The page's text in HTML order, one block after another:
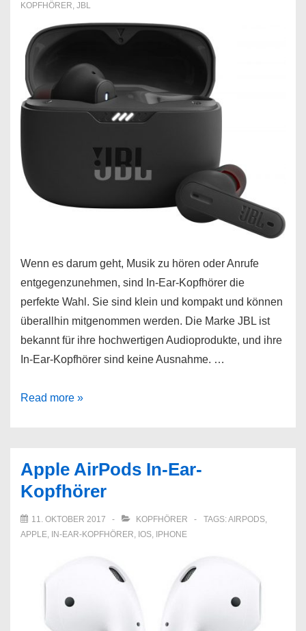
KOPFHÖRER, JBL
Wenn es darum geht, Musik zu hören oder Anrufe
entgegenzunehmen, sind In-Ear-Kopfhörer die
perfekte Wahl. Sie sind klein und kompakt und können
überallhin mitgenommen werden. Die Marke JBL ist
bekannt für ihre hochwertigen Audioprodukte, und ihre
In-Ear-Kopfhörer sind keine Ausnahme. …
JBL
Read more »
Apple AirPods In-Ear-
Kopfhörer
11. OKTOBER 2017 KOPFHÖRER TAGS:AIRPODS
APPLE IN-EAR-KOPFHÖRER IOS IPHONE